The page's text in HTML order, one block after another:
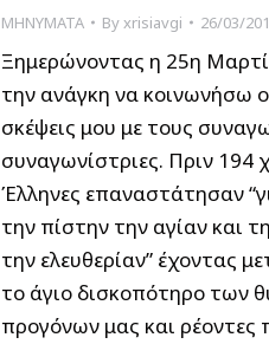
ΜΗΝΥΜΑΤΑ Byxrisiavgi 26/03/
Ξημερώνοντας η 25η
την ανάγκη να κοινωνήσω
σκέψεις μου με τους
συναγωνίστριες. Πριν 194
Έλληνες επαναστάτησαν
την πίστην την αγίαν και
την ελευθερίαν” έχοντας
το άγιο δισκοπότηρο των
προγόνων μας και ρέοντες